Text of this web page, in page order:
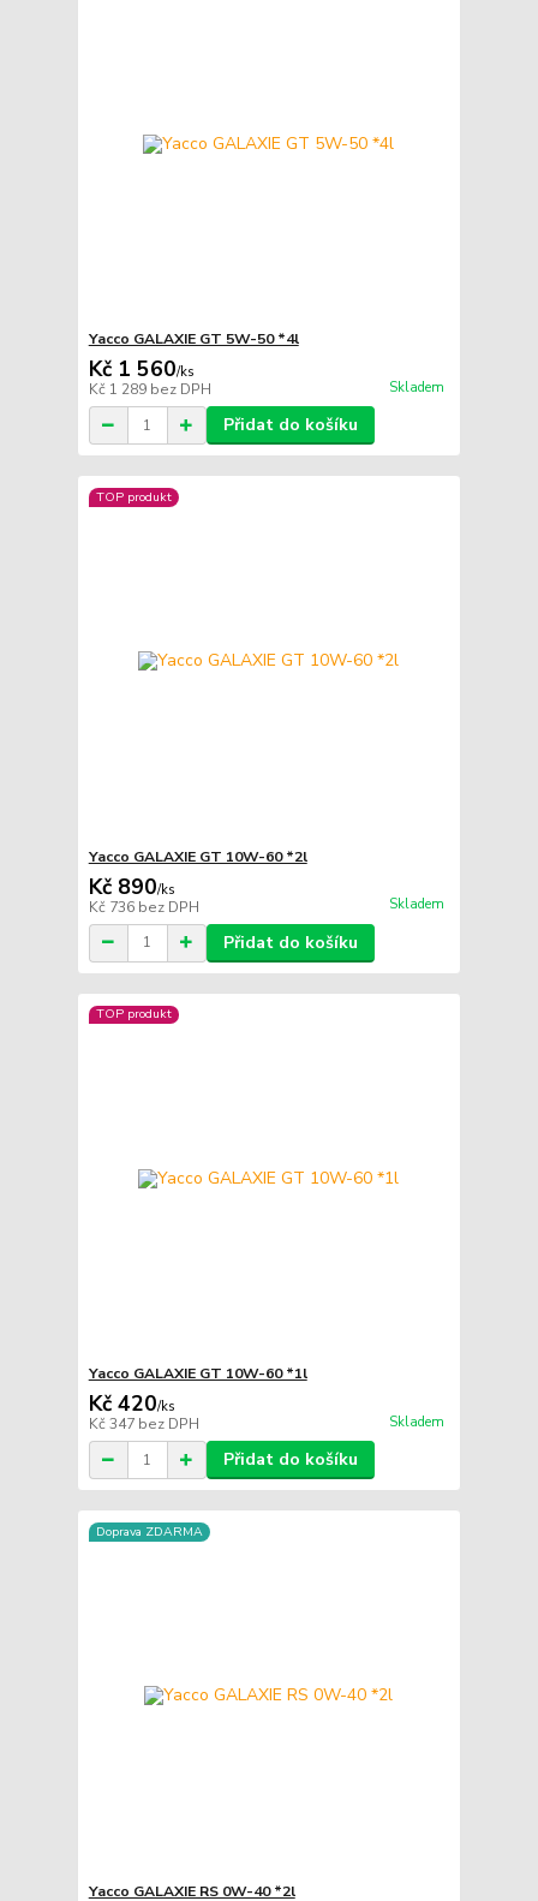
Yacco GALAXIE GT 5W-50 *4l
Kč 1 560/ks
Kč 1 289 bez DPH Skladem
Přidat do košíku
TOP produkt
Yacco GALAXIE GT 10W-60 *2l
Kč 890/ks
Kč 736 bez DPH Skladem
Přidat do košíku
TOP produkt
Yacco GALAXIE GT 10W-60 *1l
Kč 420/ks
Kč 347 bez DPH Skladem
Přidat do košíku
Doprava ZDARMA
Yacco GALAXIE RS 0W-40 *2l